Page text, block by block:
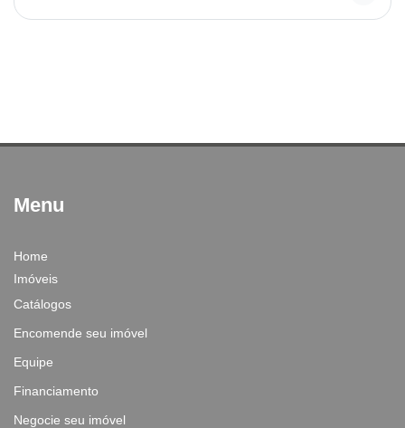
Menu
Home
Imóveis
Catálogos
Encomende seu imóvel
Equipe
Financiamento
Negocie seu imóvel